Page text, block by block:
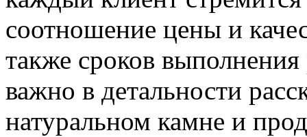
соотношение цены и
также сроков
важно в детальности
натуральном камне и